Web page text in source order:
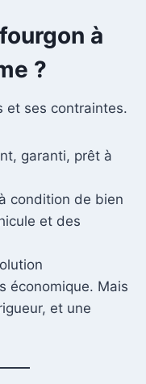
à
?
et ses contraintes.
garanti, prêt à
condition de bien
et des
économique. Mais
et une